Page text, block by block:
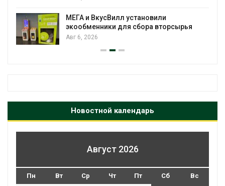
вторсырья
производство соли почти в 20
Авг 6, 2026
Новостной календарь
Август 2026
Пн Вт Ср Чт Пт Сб Вс